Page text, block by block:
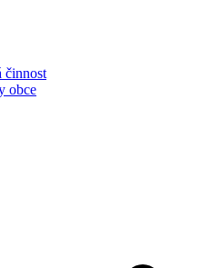
činnost
obce